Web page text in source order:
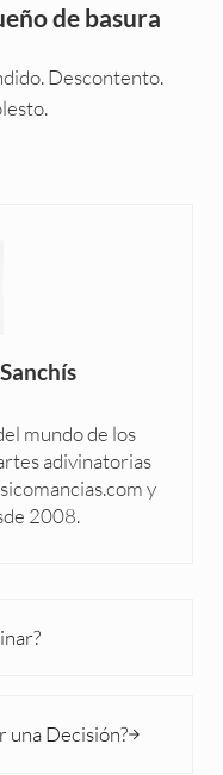
de basura
Descontento.
mundo de los
adivinatorias
y
2008.
una Decisión?